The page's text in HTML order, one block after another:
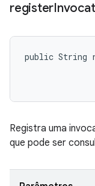
register
public String
Registra uma
que pode ser